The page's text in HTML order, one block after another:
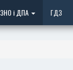
ЗНО і ДПА ГДЗ